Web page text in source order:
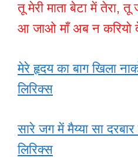
तू मेरी माता बेटा में तेरा, तू
आ जाओ माँ अब न करियो
मेरे हृदय का बाग खिला
लिरिक्स
सारे जग में मैय्या सा
लिरिक्स